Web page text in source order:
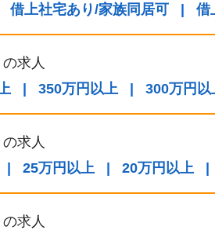
借上社宅あり/家族同居可 | 借
の求人
| 350万円以上 | 300万円以
の求人
| 25万円以上 | 20万円以上 |
の求人